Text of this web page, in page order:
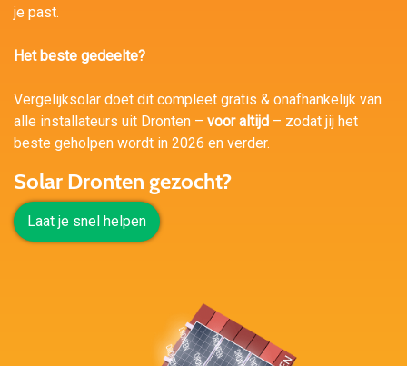
je past.
Het beste gedeelte?
Vergelijksolar doet dit compleet gratis & onafhankelijk van
alle installateurs uit Dronten – voor altijd – zodat jij het
beste geholpen wordt in 2026 en verder.
Solar Dronten gezocht?
Laat je snel helpen